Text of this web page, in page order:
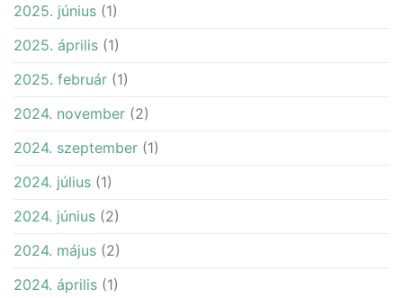
2025. június (1)
2025. április (1)
2025. február (1)
2024. november (2)
2024. szeptember (1)
2024. július (1)
2024. június (2)
2024. május (2)
2024. április (1)